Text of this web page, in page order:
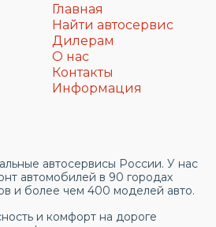
Главная
Найти автосервис
Дилерам
О нас
Контакты
Информация
автосервисы России. У нас
автомобилей в 90 городах
и более чем 400 моделей авто.
и комфорт на дороге